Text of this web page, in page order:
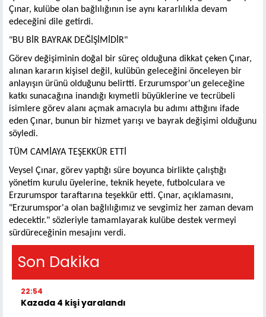
Çınar, kulübe olan bağlılığının ise aynı kararlılıkla devam
edeceğini dile getirdi.
"BU BİR BAYRAK DEĞİŞİMİDİR"
Görev değişiminin doğal bir süreç olduğuna dikkat çeken Çınar,
alınan kararın kişisel değil, kulübün geleceğini önceleyen bir
anlayışın ürünü olduğunu belirtti. Erzurumspor'un geleceğine
katkı sunacağına inandığı kıymetli büyüklerine ve tecrübeli
isimlere görev alanı açmak amacıyla bu adımı attığını ifade
eden Çınar, bunun bir hizmet yarışı ve bayrak değişimi olduğunu
söyledi.
TÜM CAMİAYA TEŞEKKÜR ETTİ
Veysel Çınar, görev yaptığı süre boyunca birlikte çalıştığı
yönetim kurulu üyelerine, teknik heyete, futbolculara ve
Erzurumspor taraftarına teşekkür etti. Çınar, açıklamasını,
"Erzurumspor'a olan bağlılığımız ve sevgimiz her zaman devam
edecektir." sözleriyle tamamlayarak kulübe destek vermeyi
sürdüreceğinin mesajını verdi.
Son Dakika
22:54
Kazada 4 kişi yaralandı